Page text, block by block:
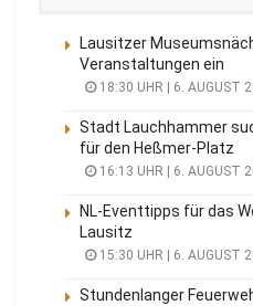
Lausitzer
Veranstaltungen ein
18:30 UHR | 6. AUGUST
Stadt Lauchhammer
für den Heßmer-Platz
16:13 UHR | 6. AUGUST
NL-Eventtipps für das
Lausitz
15:30 UHR | 6. AUGUST
Stundenlanger